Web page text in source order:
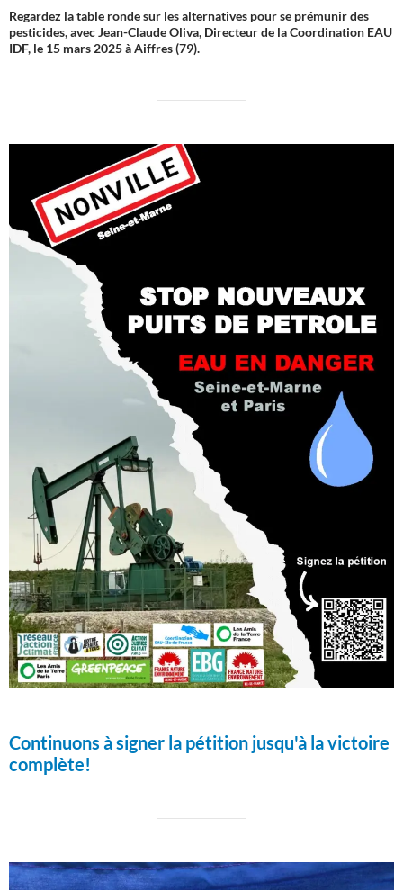
Regardez la table ronde sur les alternatives pour se prémunir des
pesticides, avec Jean-Claude Oliva, Directeur de la Coordination EAU
IDF, le 15 mars 2025 à Aiffres (79).
Continuons à signer la pétition jusqu'à la victoire
complète!